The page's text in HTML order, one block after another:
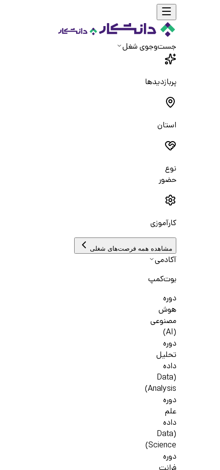
جست‌و‌جوی شغل
پربازدیدها
استان
نوع
حضور
کارآموزی
مشاهده همه فرصت‌های شغلی
آکادمی
بوت‌کمپ
دوره
هوش
مصنوعی
(AI)
دوره
تحلیل
داده
(Data
Analysis)
دوره
علم
داده
(Data
Science)
دوره